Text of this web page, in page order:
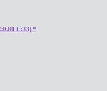
L:33) *